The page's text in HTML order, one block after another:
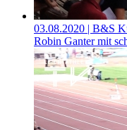
03.08.2020 | B&S
Robin Ganter mit